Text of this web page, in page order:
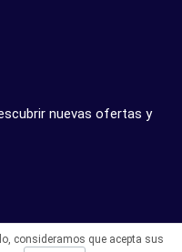
nuevas ofertas y
consideramos que acepta sus